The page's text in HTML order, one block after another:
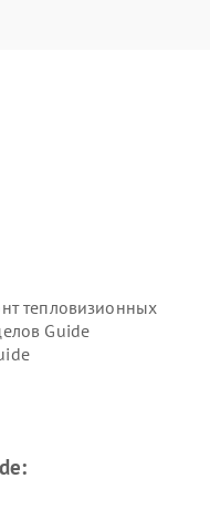
тепловизионных
Guide